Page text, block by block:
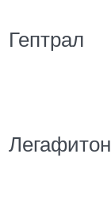
Гептрал